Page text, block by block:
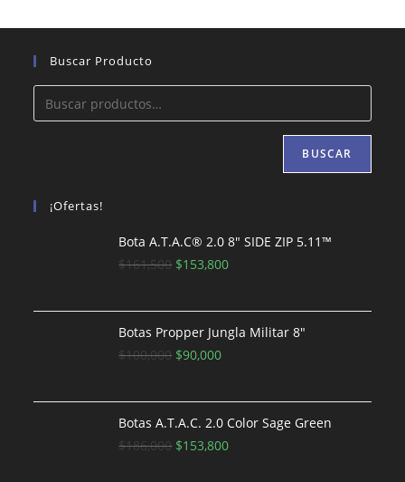
Buscar Producto
BUSCAR
¡Ofertas!
Bota A.T.A.C® 2.0 8″ SIDE ZIP 5.11™
$161,500 El
original
era:
$161,500.
$153,800El
actual
es:
Botas Propper Jungla Militar 8"
$100,000 El
original
era:
$100,000.
$90,000El
actual
es:
$90,000.
Botas A.T.A.C. 2.0 Color Sage Green
$186,000 El
$153,800El